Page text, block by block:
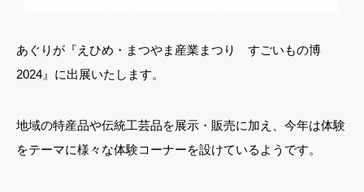
あぐりが『えひめ・まつやま産業まつり すごいもの博
2024』に出展いたします。
地域の特産品や伝統工芸品を展示・販売に加え、今年は体験
をテーマに様々な体験コーナーを設けているようです。